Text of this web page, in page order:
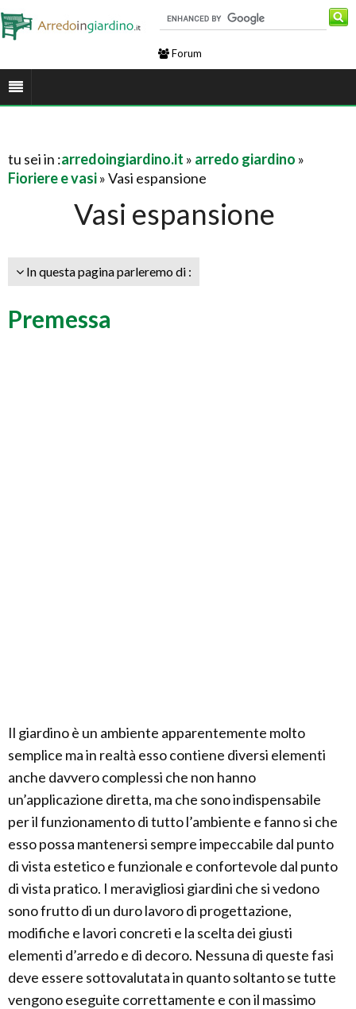
Forum
tu sei in :arredoingiardino.it » arredo giardino »
Fioriere e vasi» Vasi espansione
Vasi espansione
In questa pagina parleremo di :
Premessa
Il giardino è un ambiente apparentemente molto
semplice ma in realtà esso contiene diversi elementi
anche davvero complessi che non hanno
un’applicazione diretta, ma che sono indispensabile
per il funzionamento di tutto l’ambiente e fanno si che
esso possa mantenersi sempre impeccabile dal punto
di vista estetico e funzionale e confortevole dal punto
di vista pratico. I meravigliosi giardini che si vedono
sono frutto di un duro lavoro di progettazione,
modifiche e lavori concreti e la scelta dei giusti
elementi d’arredo e di decoro. Nessuna di queste fasi
deve essere sottovalutata in quanto soltanto se tutte
vengono eseguite correttamente e con il massimo